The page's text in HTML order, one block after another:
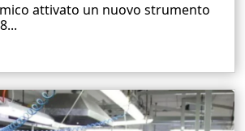
attivato un nuovo strumento